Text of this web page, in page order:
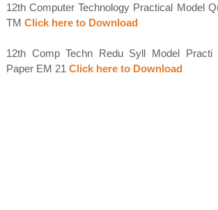
12th Computer Technology Practical Model
TM Click here to Download
12th Comp Techn Redu Syll Model Practi
Paper EM 21 Click here to Download